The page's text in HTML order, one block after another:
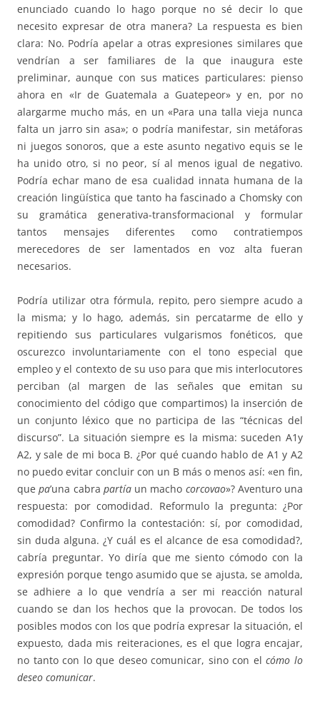
enunciado cuando lo hago porque no sé decir lo que
necesito expresar de otra manera? La respuesta es bien
clara: No. Podría apelar a otras expresiones similares que
vendrían a ser familiares de la que inaugura este
preliminar, aunque con sus matices particulares: pienso
ahora en «Ir de Guatemala a Guatepeor» y en, por no
alargarme mucho más, en un «Para una talla vieja nunca
falta un jarro sin asa»; o podría manifestar, sin metáforas
ni juegos sonoros, que a este asunto negativo equis se le
ha unido otro, si no peor, sí al menos igual de negativo.
Podría echar mano de esa cualidad innata humana de la
creación lingüística que tanto ha fascinado a Chomsky con
su gramática generativa-transformacional y formular
tantos mensajes diferentes como contratiempos
merecedores de ser lamentados en voz alta fueran
necesarios.
Podría utilizar otra fórmula, repito, pero siempre acudo a
la misma; y lo hago, además, sin percatarme de ello y
repitiendo sus particulares vulgarismos fonéticos, que
oscurezco involuntariamente con el tono especial que
empleo y el contexto de su uso para que mis interlocutores
perciban (al margen de las señales que emitan su
conocimiento del código que compartimos) la inserción de
un conjunto léxico que no participa de las “técnicas del
discurso”. La situación siempre es la misma: suceden A1y
A2, y sale de mi boca B. ¿Por qué cuando hablo de A1 y A2
no puedo evitar concluir con un B más o menos así: «en fin,
quepa’una cabra partíaun macho corcovao»? Aventuro una
respuesta: por comodidad. Reformulo la pregunta: ¿Por
comodidad? Confirmo la contestación: sí, por comodidad,
sin duda alguna. ¿Y cuál es el alcance de esa comodidad?,
cabría preguntar. Yo diría que me siento cómodo con la
expresión porque tengo asumido que se ajusta, se amolda,
se adhiere a lo que vendría a ser mi reacción natural
cuando se dan los hechos que la provocan. De todos los
posibles modos con los que podría expresar la situación, el
expuesto, dada mis reiteraciones, es el que logra encajar,
no tanto con lo que deseo comunicar, sino con elcómo lo
deseo comunicar.